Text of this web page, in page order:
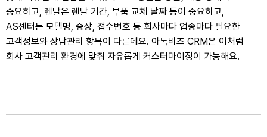
중요하고, 렌탈은 렌탈 기간, 부품 교체 날짜 등이 중요하고,
AS센터는 모델명, 증상, 접수번호 등 회사마다 업종마다 필요한
고객정보와 상담관리 항목이 다른데요. 아톡비즈 CRM은 이처럼
회사 고객관리 환경에 맞춰 자유롭게 커스터마이징이 가능해요.